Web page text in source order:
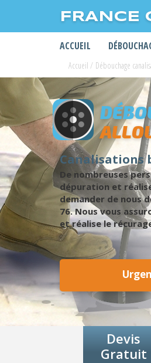
FRANCE
ACCUEIL
Accueil / Débouchage
Canalisations
De nombreuses
dépuration et
demander de nous
76. Nous vous
et réalise le
Devis
Gratuit